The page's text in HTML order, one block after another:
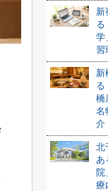
新
る
学
習
新
る
橋
名
介
北
あ
院
療